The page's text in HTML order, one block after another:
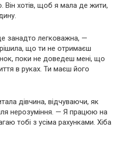
хотів, щоб я мала де жити,
занадто легковажна, —
що ти не отримаєш
поки не доведеш мені, що
в руках. Ти маєш його
дівчина, відчуваючи, як
нерозуміння. — Я працюю на
тобі з усіма рахунками. Хіба